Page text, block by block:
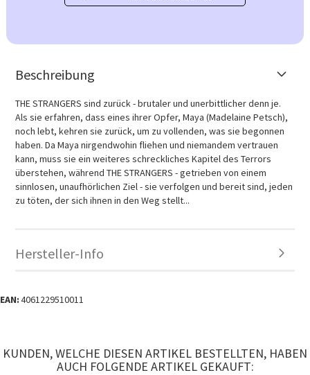
Beschreibung
THE STRANGERS sind zurück - brutaler und unerbittlicher denn je.
Als sie erfahren, dass eines ihrer Opfer, Maya (Madelaine Petsch),
noch lebt, kehren sie zurück, um zu vollenden, was sie begonnen
haben. Da Maya nirgendwohin fliehen und niemandem vertrauen
kann, muss sie ein weiteres schreckliches Kapitel des Terrors
überstehen, während THE STRANGERS - getrieben von einem
sinnlosen, unaufhörlichen Ziel - sie verfolgen und bereit sind, jeden
zu töten, der sich ihnen in den Weg stellt...
Hersteller-Info
EAN:4061229510011
KUNDEN, WELCHE DIESEN ARTIKEL BESTELLTEN, HABEN
AUCH FOLGENDE ARTIKEL GEKAUFT: